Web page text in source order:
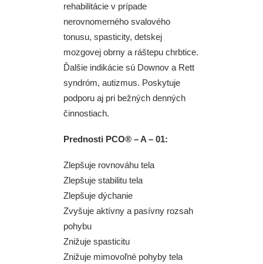
rehabilitácie v prípade
nerovnomerného svalového
tonusu, spasticity, detskej
mozgovej obrny a ráštepu chrbtice.
Ďalšie indikácie sú Downov a Rett
syndróm, autizmus. Poskytuje
podporu aj pri bežných denných
činnostiach.
Prednosti PCO® – A – 01:
Zlepšuje rovnováhu tela
Zlepšuje stabilitu tela
Zlepšuje dýchanie
Zvyšuje aktívny a pasívny rozsah
pohybu
Znižuje spasticitu
Znižuje mimovoľné pohyby tela